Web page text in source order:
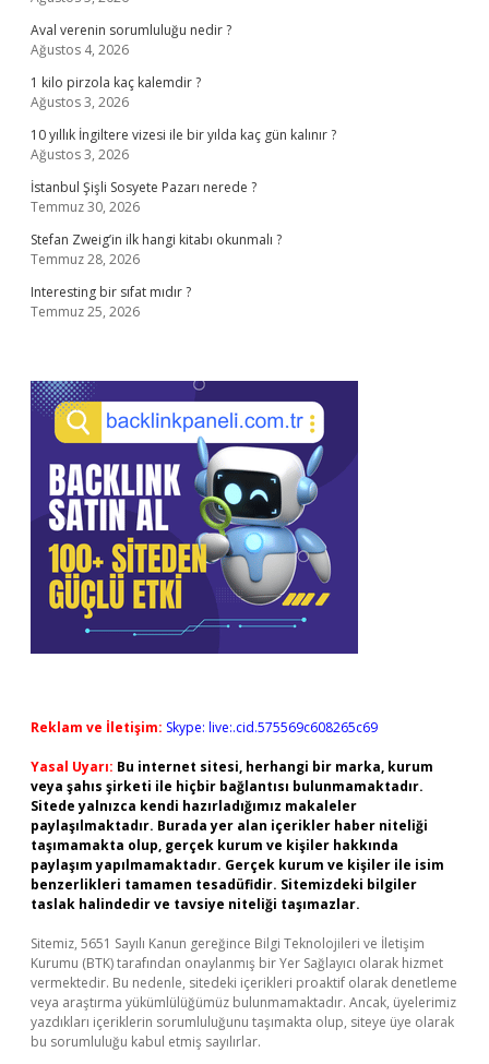
Aval verenin sorumluluğu nedir ?
Ağustos 4, 2026
1 kilo pirzola kaç kalemdir ?
Ağustos 3, 2026
10 yıllık İngiltere vizesi ile bir yılda kaç gün kalınır ?
Ağustos 3, 2026
İstanbul Şişli Sosyete Pazarı nerede ?
Temmuz 30, 2026
Stefan Zweig’in ilk hangi kitabı okunmalı ?
Temmuz 28, 2026
Interesting bir sıfat mıdır ?
Temmuz 25, 2026
Reklam ve İletişim: Skype: live:.cid.575569c608265c69
Yasal Uyarı: Bu internet sitesi, herhangi bir marka, kurum
veya şahıs şirketi ile hiçbir bağlantısı bulunmamaktadır.
Sitede yalnızca kendi hazırladığımız makaleler
paylaşılmaktadır. Burada yer alan içerikler haber niteliği
taşımamakta olup, gerçek kurum ve kişiler hakkında
paylaşım yapılmamaktadır. Gerçek kurum ve kişiler ile isim
benzerlikleri tamamen tesadüfidir. Sitemizdeki bilgiler
taslak halindedir ve tavsiye niteliği taşımazlar.
Sitemiz, 5651 Sayılı Kanun gereğince Bilgi Teknolojileri ve İletişim
Kurumu (BTK) tarafından onaylanmış bir Yer Sağlayıcı olarak hizmet
vermektedir. Bu nedenle, sitedeki içerikleri proaktif olarak denetleme
veya araştırma yükümlülüğümüz bulunmamaktadır. Ancak, üyelerimiz
yazdıkları içeriklerin sorumluluğunu taşımakta olup, siteye üye olarak
bu sorumluluğu kabul etmiş sayılırlar.